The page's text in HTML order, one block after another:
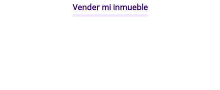
Vender mi inmueble